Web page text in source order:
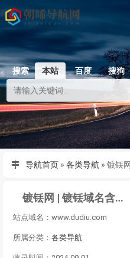
搜索 本站 百度 搜狗
导航首页 » 各类导航 »
镀铥网 | 镀铥域名含义组词,域名收藏,域名海报,商标知识,商标注册,双拼域名,四声母域名,学习日记,商标制作,小黄经验分享,www.dudiu.com
站点域名：www.dudiu.com
所属分类： 各类导航